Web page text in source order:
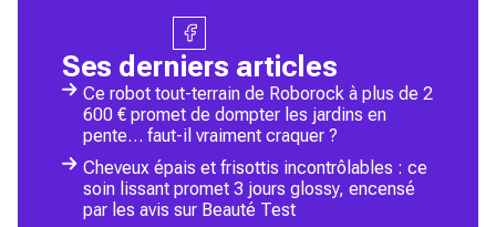
Ses derniers articles
Ce robot tout-terrain de Roborock à plus de 2
600 € promet de dompter les jardins en
pente… faut-il vraiment craquer ?
Cheveux épais et frisottis incontrôlables : ce
soin lissant promet 3 jours glossy, encensé
par les avis sur Beauté Test